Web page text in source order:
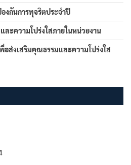
งกันการทุจริตประจำปี
ละความโปร่งใสภายในหน่วยงาน
อส่งเสริมคุณธรรมและความโปร่งใส